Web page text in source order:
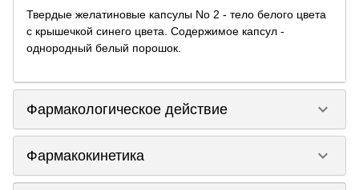
Твердые желатиновые капсулы No 2 - тело белого цвета
с крышечкой синего цвета. Содержимое капсул -
однородный белый порошок.
Фармакологическое действие keyboard_arrow_down
Фармакокинетика keyboard_arrow_down